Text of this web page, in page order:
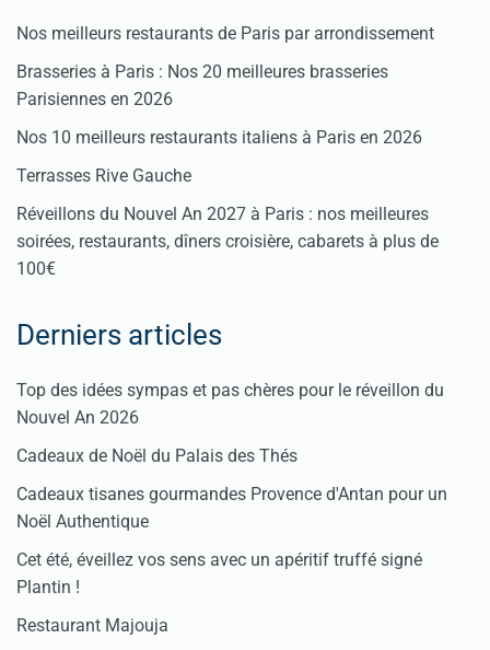
Nos meilleurs restaurants de Paris par arrondissement
Brasseries à Paris : Nos 20 meilleures brasseries
Parisiennes en 2026
Nos 10 meilleurs restaurants italiens à Paris en 2026
Terrasses Rive Gauche
Réveillons du Nouvel An 2027 à Paris : nos meilleures
soirées, restaurants, dîners croisière, cabarets à plus de
100€
Derniers articles
Top des idées sympas et pas chères pour le réveillon du
Nouvel An 2026
Cadeaux de Noël du Palais des Thés
Cadeaux tisanes gourmandes Provence d'Antan pour un
Noël Authentique
Cet été, éveillez vos sens avec un apéritif truffé signé
Plantin !
Restaurant Majouja